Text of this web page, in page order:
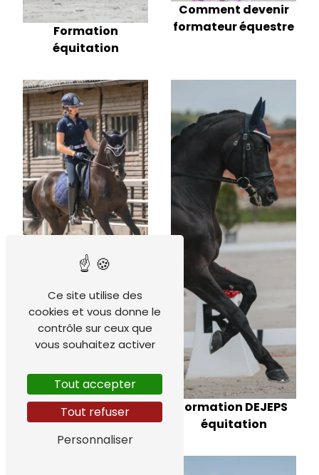
Formation
équitation
Comment devenir
formateur équestre
Organisme de
formation équestre
formation DEJEPS
équitation
Ce site utilise des
cookies et vous donne le
contrôle sur ceux que
vous souhaitez activer
Tout accepter
Tout refuser
Personnaliser